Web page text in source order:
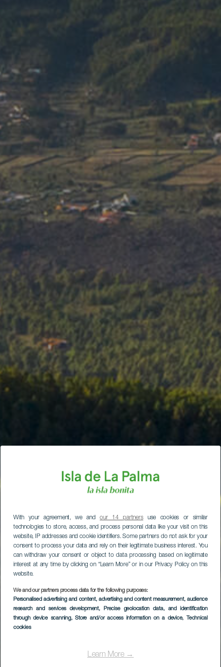
With your agreement, we andour 14 partnersuse cookies or similar
technologies to store, access, and process personal data like your visit on this
website, IP addresses and cookie identifiers. Some partners do not ask for your
consent to process your data and rely on their legitimate business interest. You
can withdraw your consent or object to data processing based on legitimate
interest at any time by clicking on “Learn More” or in our Privacy Policy on this
website.
We and our partners process data for the following purposes:
Personalised advertising and content, advertising and content measurement, audience
research and services development, Precise geolocation data, and identification
through device scanning, Store and/or access information on a device, Technical
cookies
Learn More →